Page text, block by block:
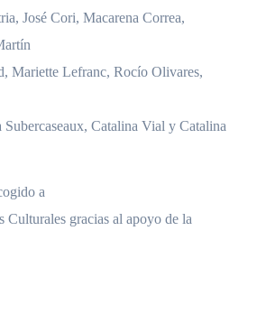
José Cori, Macarena Correa,
Mariette Lefranc, Rocío Olivares,
Subercaseaux, Catalina Vial y Catalina
a
Culturales gracias al apoyo de la